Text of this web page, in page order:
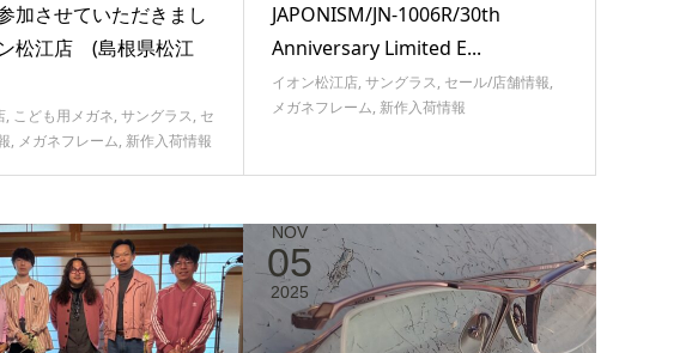
加させていただきまし
松江店 (島根県松江
, こども用メガネ, サングラス, セ
, メガネフレーム, 新作入荷情報
JAPONISM/JN-1006R/30th
Anniversary Limited E...
イオン松江店, サングラス, セール/店舗情報,
メガネフレーム, 新作入荷情報
NOV
05
2025